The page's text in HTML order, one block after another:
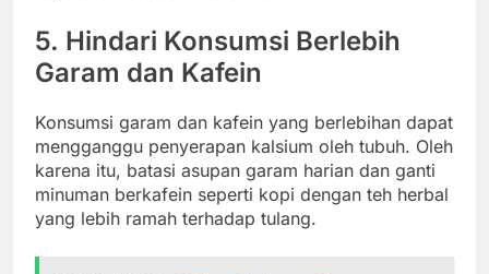
5. Hindari Konsumsi Berlebih
Garam dan Kafein
Konsumsi garam dan kafein yang berlebihan dapat
mengganggu penyerapan kalsium oleh tubuh. Oleh
karena itu, batasi asupan garam harian dan ganti
minuman berkafein seperti kopi dengan teh herbal
yang lebih ramah terhadap tulang.